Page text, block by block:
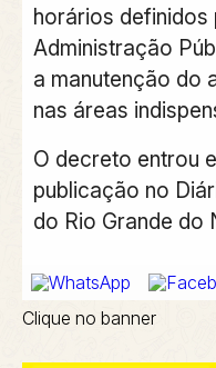
horários
Administração
a manutenção do
nas áreas
O decreto entrou
publicação no
do Rio Grande do
Clique no banner